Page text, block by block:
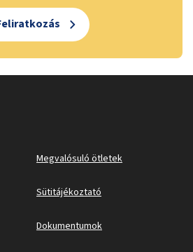
Megvalósuló ötletek
Sütitájékoztató
Dokumentumok